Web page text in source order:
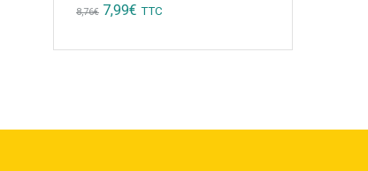
8,76€ Original
7,99€ Current
TTC